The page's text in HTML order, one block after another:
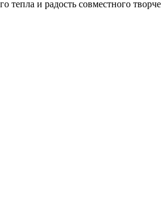
тепла и радость совместного